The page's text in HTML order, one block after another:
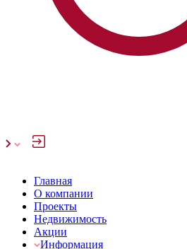
Главная
О компании
Проекты
Недвижимость
Акции
Информация